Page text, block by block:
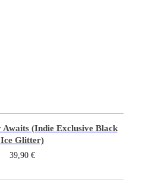
Awaits (Indie Exclusive Black
Ice Glitter)
39,90 €